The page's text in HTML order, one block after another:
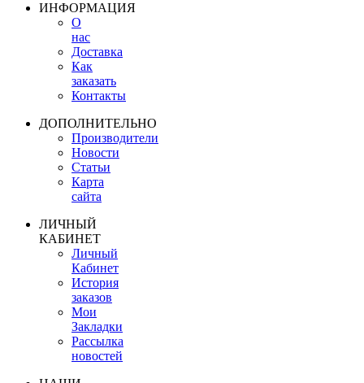
ИНФОРМАЦИЯ
О
нас
Доставка
Как
заказать
Контакты
ДОПОЛНИТЕЛЬНО
Производители
Новости
Статьи
Карта
сайта
ЛИЧНЫЙ
КАБИНЕТ
Личный
Кабинет
История
заказов
Мои
Закладки
Рассылка
новостей